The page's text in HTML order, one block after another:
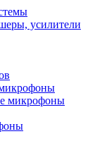
усилители
микрофоны